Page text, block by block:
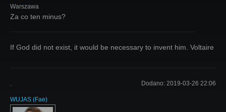
Warszawa
Za co ten minus?
If God did not exist, it would be necessary to invent him. Voltaire
Dodano: 2019-03-26 22:06
WUJAS (Fae)